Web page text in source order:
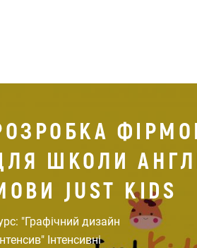
ШКОЛИ
JUST KIDS
"Графічний дизайн
Інтенсивні